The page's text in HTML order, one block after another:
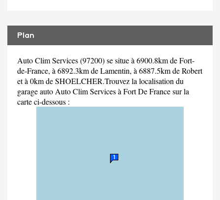
Plan
Auto Clim Services (97200) se situe à 6900.8km de Fort-
de-France, à 6892.3km de Lamentin, à 6887.5km de Robert
et à 0km de SHOELCHER.Trouvez la localisation du
garage auto Auto Clim Services à Fort De France sur la
carte ci-dessous :